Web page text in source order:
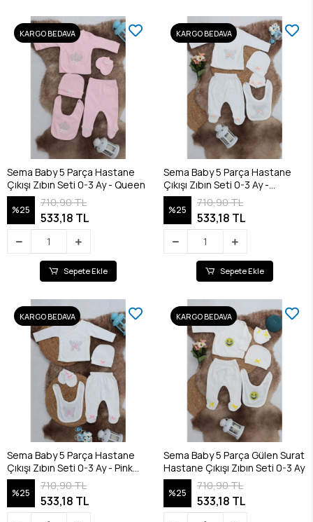
KARGO BEDAVA
Sema Baby 5 Parça Hastane
Çıkışı Zıbın Seti 0-3 Ay - Queen
%25
710,90 TL
533,18 TL
Sepete Ekle
KARGO BEDAVA
Sema Baby 5 Parça Hastane
Çıkışı Zıbın Seti 0-3 Ay -
Butterfly
%25
710,90 TL
533,18 TL
Sepete Ekle
KARGO BEDAVA
Sema Baby 5 Parça Hastane
Çıkışı Zıbın Seti 0-3 Ay - Pink
Butterfly
%25
710,90 TL
533,18 TL
KARGO BEDAVA
Sema Baby 5 Parça Gülen Surat
Hastane Çıkışı Zıbın Seti 0-3 Ay
%25
710,90 TL
533,18 TL